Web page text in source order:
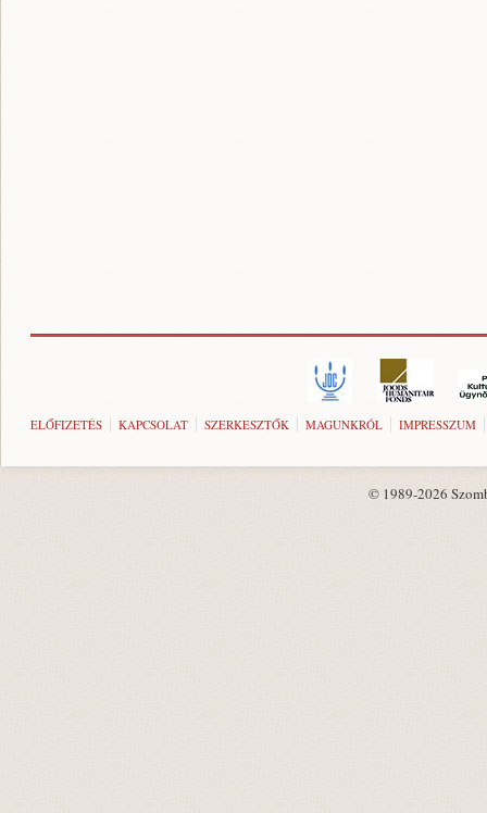
ELŐFIZETÉS KAPCSOLAT SZERKESZTŐK MAGUNKRÓL IMPRESSZUM
© 1989-2026